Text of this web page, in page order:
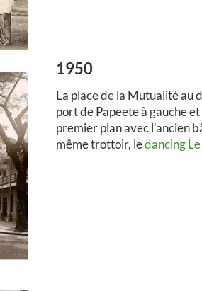
1950
La place de la Mutualité au
port de Papeete à gauche
premier plan avec l’ancien
même trottoir, ledancing Le